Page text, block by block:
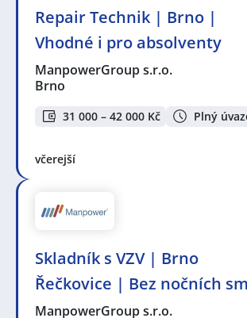
Repair Technik | Brno |
Vhodné i pro absolventy
ManpowerGroup s.r.o.
Brno
31 000 – 42 000 Kč Plný
včerejší
Skladník s VZV | Brno
Řečkovice | Bez nočních
ManpowerGroup s.r.o.